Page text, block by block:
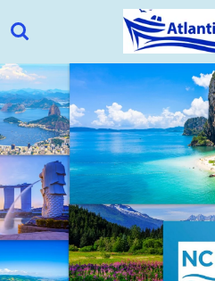
Hauptinhalt
springen